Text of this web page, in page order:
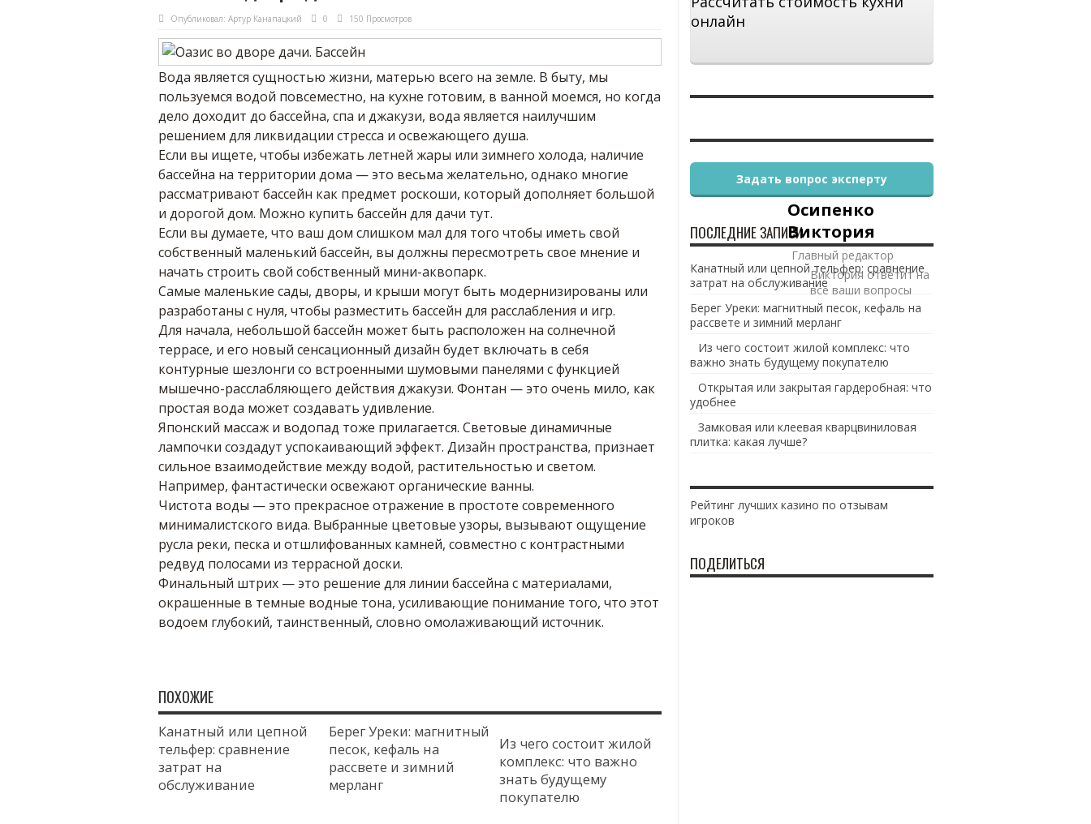
Опубликовал: Артур Канапацкий 0 150 Просмотров
Вода является сущностью жизни, матерью всего на земле. В быту, мы
пользуемся водой повсеместно, на кухне готовим, в ванной моемся, но когда
дело доходит до бассейна, спа и джакузи, вода является наилучшим
решением для ликвидации стресса и освежающего душа.
Если вы ищете, чтобы избежать летней жары или зимнего холода, наличие
бассейна на территории дома — это весьма желательно, однако многие
рассматривают бассейн как предмет роскоши, который дополняет большой
и дорогой дом. Можно купить бассейн для дачи тут.
Если вы думаете, что ваш дом слишком мал для того чтобы иметь свой
собственный маленький бассейн, вы должны пересмотреть свое мнение и
начать строить свой собственный мини-аквопарк.
Самые маленькие сады, дворы, и крыши могут быть модернизированы или
разработаны с нуля, чтобы разместить бассейн для расслабления и игр.
Для начала, небольшой бассейн может быть расположен на солнечной
террасе, и его новый сенсационный дизайн будет включать в себя
контурные шезлонги со встроенными шумовыми панелями с функцией
мышечно-расслабляющего действия джакузи. Фонтан — это очень мило, как
простая вода может создавать удивление.
Японский массаж и водопад тоже прилагается. Световые динамичные
лампочки создадут успокаивающий эффект. Дизайн пространства, признает
сильное взаимодействие между водой, растительностью и светом.
Например, фантастически освежают органические ванны.
Чистота воды — это прекрасное отражение в простоте современного
минималистского вида. Выбранные цветовые узоры, вызывают ощущение
русла реки, песка и отшлифованных камней, совместно с контрастными
редвуд полосами из террасной доски.
Финальный штрих — это решение для линии бассейна с материалами,
окрашенные в темные водные тона, усиливающие понимание того, что этот
водоем глубокий, таинственный, словно омолаживающий источник.
ПОХОЖИЕ
Канатный или цепной
тельфер: сравнение
затрат на
обслуживание
Берег Уреки: магнитный
песок, кефаль на
рассвете и зимний
мерланг
Из чего состоит жилой
комплекс: что важно
знать будущему
покупателю
онлайн
Осипенко
Виктория
Главный редактор
Виктория ответит на
все ваши вопросы
Задать вопрос эксперту
ПОСЛЕДНИЕ ЗАПИСИ
Канатный или цепной тельфер: сравнение
затрат на обслуживание
Берег Уреки: магнитный песок, кефаль на
рассвете и зимний мерланг
Из чего состоит жилой комплекс: что
важно знать будущему покупателю
Открытая или закрытая гардеробная: что
удобнее
Замковая или клеевая кварцвиниловая
плитка: какая лучше?
Рейтинг лучших казино по отзывам
игроков
ПОДЕЛИТЬСЯ